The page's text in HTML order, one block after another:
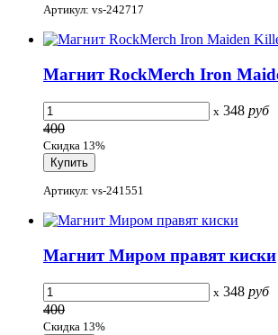
Артикул: vs-242717
Магнит RockMerch Iron
x 348 руб
400
Скидка 13%
Артикул: vs-241551
Магнит Миром правят киски
x 348 руб
400
Скидка 13%